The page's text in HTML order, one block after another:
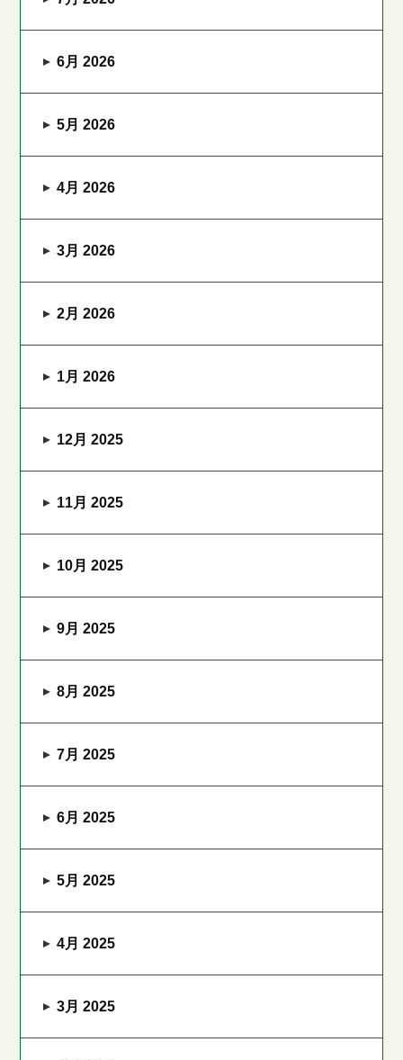
6月 2026
5月 2026
4月 2026
3月 2026
2月 2026
1月 2026
12月 2025
11月 2025
10月 2025
9月 2025
8月 2025
7月 2025
6月 2025
5月 2025
4月 2025
3月 2025